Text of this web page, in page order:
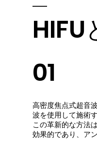
HIFU
01
高密度焦点式超音
波を使用して施術
この革新的な方法
効果的であり、ア